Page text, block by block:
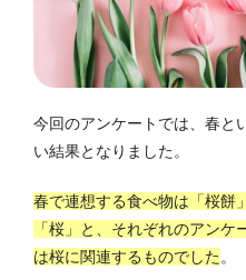
今回のアンケートでは、春と
い結果となりました。
春で連想する食べ物は「桜餅
「桜」と、それぞれのアン
は桜に関連するものでした。